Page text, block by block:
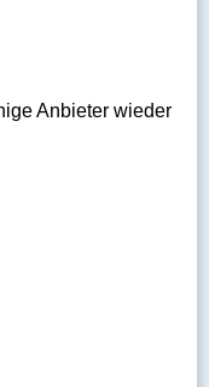
Anbieter wieder